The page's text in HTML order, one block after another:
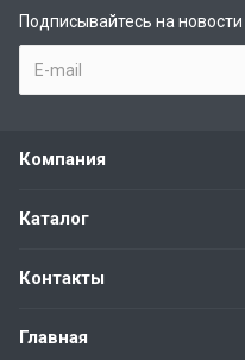
Подписывайтесь на
Компания
Каталог
Контакты
Главная